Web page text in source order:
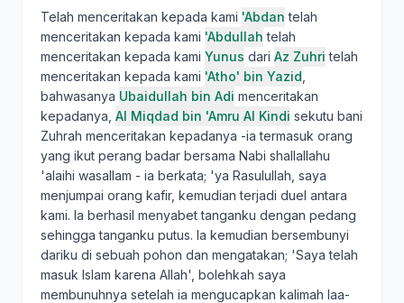
Telah menceritakan kepada kami 'Abdan telah
menceritakan kepada kami 'Abdullah telah
menceritakan kepada kami Yunus dari Az Zuhri telah
menceritakan kepada kami 'Atho' bin Yazid
bahwasanya Ubaidullah bin Adi menceritakan
kepadanya, Al Miqdad bin 'Amru Al Kindi sekutu bani
Zuhrah menceritakan kepadanya -ia termasuk orang
yang ikut perang badar bersama Nabi shallallahu
'alaihi wasallam - ia berkata; 'ya Rasulullah, saya
menjumpai orang kafir, kemudian terjadi duel antara
kami. Ia berhasil menyabet tanganku dengan pedang
sehingga tanganku putus. Ia kemudian bersembunyi
dariku di sebuah pohon dan mengatakan; 'Saya telah
masuk Islam karena Allah', bolehkah saya
membunuhnya setelah ia mengucapkan kalimah laa-